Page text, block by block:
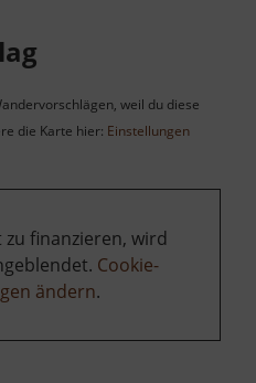
weil du diese
die Karte hier: Einstellungen
finanzieren, wird
Cookie-
ändern.